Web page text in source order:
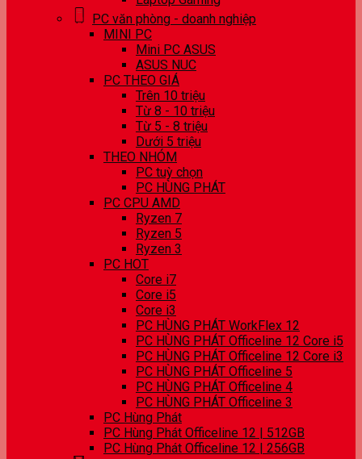
PC văn phòng - doanh nghiệp
MINI PC
Mini PC ASUS
ASUS NUC
PC THEO GIÁ
Trên 10 triệu
Từ 8 - 10 triệu
Từ 5 - 8 triệu
Dưới 5 triệu
THEO NHÓM
PC tuỳ chọn
PC HÙNG PHÁT
PC CPU AMD
Ryzen 7
Ryzen 5
Ryzen 3
PC HOT
Core i7
Core i5
Core i3
PC HÙNG PHÁT WorkFlex 12
PC HÙNG PHÁT Officeline 12 Core i5
PC HÙNG PHÁT Officeline 12 Core i3
PC HÙNG PHÁT Officeline 5
PC HÙNG PHÁT Officeline 4
PC HÙNG PHÁT Officeline 3
PC Hùng Phát
PC Hùng Phát Officeline 12 | 512GB
PC Hùng Phát Officeline 12 | 256GB